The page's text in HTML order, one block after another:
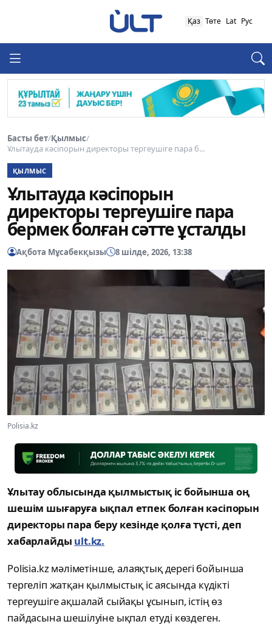
Қаз Төте Lat Рус
Басты бет/Қылмыс/
Ұлытауда кәсіпорын директоры тергеушіге пара б...
ҚЫЛМЫС
Ұлытауда кәсіпорын
директоры тергеушіге пара
бермек болған сәтте ұсталды
Ақбота Мұсабекқызы 8 шілде, 2026, 13:38
Polisia.kz
Ұлытау облысында қылмыстық іс бойынша оң
шешім шығаруға ықпал етпек болған кәсіпорын
директоры пара беру кезінде қолға түсті, деп
хабарлайды ult.kz.
Polisia.kz мәліметінше, алаяқтық дерегі бойынша
тергеліп жатқан қылмыстық іс аясында күдікті
тергеушіге ақшалай сыйақы ұсынып, істің өз
пайдасына шешілуіне ықпал етуді көздеген.